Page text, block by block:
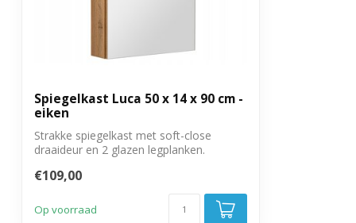
Spiegelkast Luca 50 x 14 x 90 cm -
eiken
Strakke spiegelkast met soft-close
draaideur en 2 glazen legplanken.
€109,00
Op voorraad